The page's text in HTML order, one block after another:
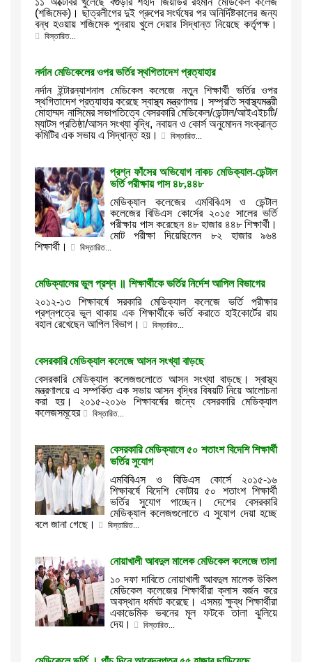
(শজিমেক)। ছাত্রলীগের দুই গ্রুপের সংর্ঘষের পর অনির্দিষ্টকালের জন্য
বন্ধ হওয়ায় শজিমেক পুনরায় খুলে দেয়ার সিদ্ধান্ত নিয়েছে কর্তৃপক্ষ।
বিস্তারিত...
নর্দান মেডিকেলের ওপর ভর্তির স্থগিতাদেশ প্রত্যাহার
নর্দান ইন্টারন্যাশনাল মেডিকেল কলেজে নতুন শিক্ষার্থী ভর্তির ওপর
স্থগিতাদেশ প্রত্যাহার করেছে স্বাস্থ্য মন্ত্রণালয়। সম্প্রতি স্বাস্থ্যমন্ত্রী
মোহাম্মদ নাসিমের সভাপতিত্বে বেসরকারি মেডিকেল/ডেন্টাল/আইএইচটি/
ম্যাটস প্রতিষ্ঠা/আসন সংখ্যা বৃদ্ধি, নবায়ন ও কোর্স অনুমোদন সংক্রান্ত
কমিটির এক সভায় এ সিদ্ধান্ত হয়।
বিস্তারিত...
প্রশ্ন ফাঁসের অভিযোগ নাকচ মেডিক্যাল-ডেন্টাল
ভর্তি পরীক্ষায় পাস ৪৮,৪৪৮
মেডিক্যাল কলেজের এমবিবিএস ও ডেন্টাল
কলেজের বিডিএস কোর্সের ২০১৫ সালের ভর্তি
পরীক্ষায় পাস করেছেন ৪৮ হাজার ৪৪৮ শিক্ষার্থী।
মোট পরীক্ষা দিয়েছিলেন ৮২ হাজার ৯৬৪
শিক্ষার্থী।
বিস্তারিত...
মেডিক্যালের ভুল প্রশ্ন ॥ শিক্ষার্থীকে ভর্তির নির্দেশ আপিল বিভাগের
২০১২-১৩ শিক্ষাবর্ষে সরকারি মেডিক্যাল কলেজে ভর্তি পরীক্ষার
প্রশ্নপত্রে ভুল থাকায় এক শিক্ষার্থীকে ভর্তি করাতে হাইকোর্টের রায়
বহাল রেখেছেন আপিল বিভাগ।
বিস্তারিত...
বেসরকারি মেডিক্যাল কলেজে আসন সংখ্যা বাড়ছে
বেসরকারি মেডিক্যাল কলেজগুলোতে আসন সংখ্যা বাড়ছে। স্বাস্থ্য
মন্ত্রণালয়ে এ সম্পর্কিত এক সভায় আসন বৃদ্ধির বিষয়টি নিয়ে আলোচনা
করা হয়। ২০১৫-২০১৬ শিক্ষাবর্ষের জন্যে বেসরকারি মেডিক্যাল
কলেজসমূহের
বিস্তারিত...
বেসরকারি মেডিক্যালে ৫০ শতাংশ বিদেশি শিক্ষার্থী
ভর্তির সুযোগ
এমবিবিএস ও বিডিএস কোর্সে ২০১৫-১৬
শিক্ষাবর্ষে বিদেশি কোটায় ৫০ শতাংশ শিক্ষার্থী
ভর্তির সুযোগ পাচ্ছেন। দেশের বেসরকারি
মেডিক্যাল কলেজগুলোতে এ সুযোগ দেয়া হচ্ছে
বলে জানা গেছে।
বিস্তারিত...
নোয়াখালী আবদুল মালেক মেডিকেল কলেজে তালা
১০ দফা দাবিতে নোয়াখালী আবদুল মালেক উকিল
মেডিকেল কলেজের শিক্ষার্থীরা ক্লাস বর্জন করে
অবস্থান ধর্মঘট করেছে। এসময় ক্ষুব্ধ শিক্ষার্থীরা
একাডেমিক ভবনের মূল ফটকে তালা ঝুলিয়ে
দেয়।
বিস্তারিত...